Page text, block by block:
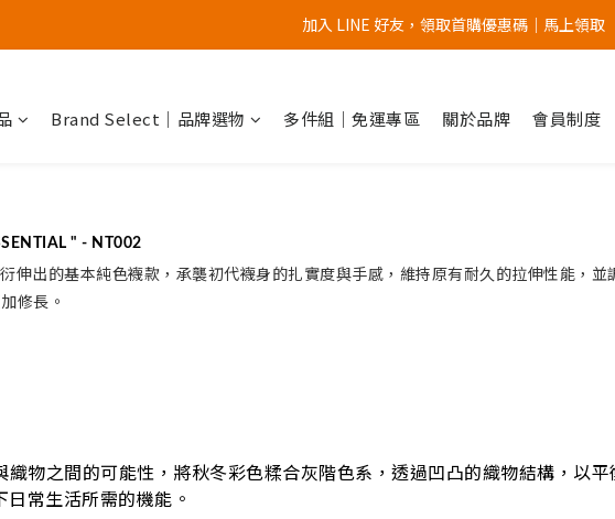
加入官網會員，首次購買 " 免運 "
加入 LINE 好友，領取首購優惠碼｜馬上領取
Brand Select｜品牌選物 多件組｜免運專區 關於品牌 會員制度
" - NT002
伸出的基本純色襪款，承襲初代襪身的扎實度與手感，維持原有耐久的拉伸性能，
修長。
織物之間的可能性，將秋冬彩色糅合灰階色系，透過凹凸的織物結構，以
常生活所需的機能。